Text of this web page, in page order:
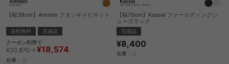
【幅36cm】Amden ラタンキャビネット
送料無料
完成品
クーポン利用で
¥20,870→ ¥18,574
在庫：△
【幅70cm】Kassel フォールディングシ
ューズラック
完成品
¥8,400
在庫：△